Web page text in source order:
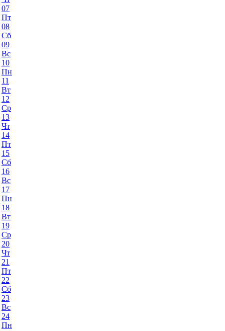
07
Пт
08
Сб
09
Вс
10
Пн
11
Вт
12
Ср
13
Чт
14
Пт
15
Сб
16
Вс
17
Пн
18
Вт
19
Ср
20
Чт
21
Пт
22
Сб
23
Вс
24
Пн